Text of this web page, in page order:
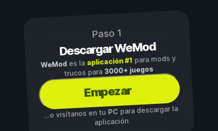
Paso 1
Descargar WeMod
WeMod es la aplicación #1para mods y
trucos para3000+ juegos
Empezar
...o visítanos en tuPCpara descargar la
aplicación